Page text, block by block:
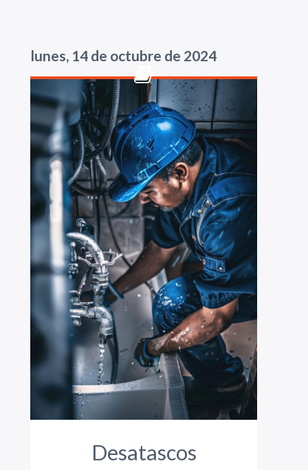
lunes, 14 de octubre de 2024
Desatascos